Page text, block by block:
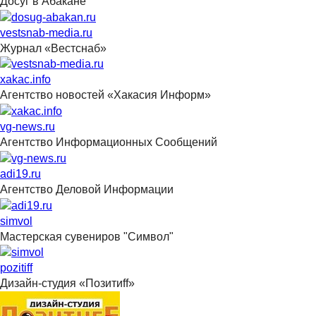
vestsnab-media.ru
Журнал «Вестснаб»
xakac.info
Агентство новостей «Хакасия Информ»
vg-news.ru
Агентство Информационных Сообщений
adi19.ru
Агентство Деловой Информации
simvol
Мастерская сувениров "Символ"
pozitiff
Дизайн-студия «Позитиff»